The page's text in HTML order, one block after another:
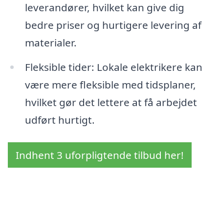
leverandører, hvilket kan give dig
bedre priser og hurtigere levering af
materialer.
Fleksible tider: Lokale elektrikere kan
være mere fleksible med tidsplaner,
hvilket gør det lettere at få arbejdet
udført hurtigt.
Indhent 3 uforpligtende tilbud her!